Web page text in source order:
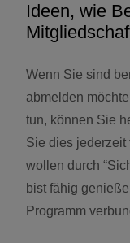
Ideen, wie
Wenn Sie sind
abmelden
tun, können Sie
Sie dies jederzeit
wollen durch
bist fähig
Programm